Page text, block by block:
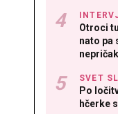
Otroci
nato pa
SVET
Po
hčerke